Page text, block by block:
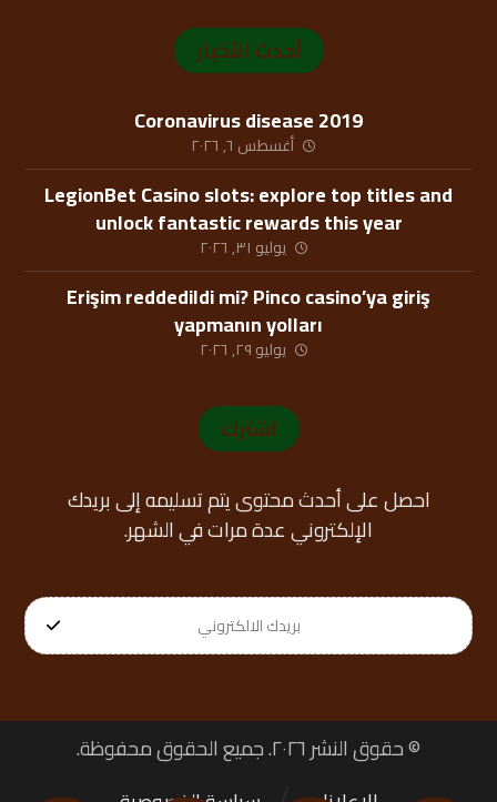
أحدث الأخبار
Coronavirus disease 2019
أغسطس ٦, ٢٠٢٦
LegionBet Casino slots: explore top titles and
unlock fantastic rewards this year
يوليو ٣١, ٢٠٢٦
Erişim reddedildi mi? Pinco casino’ya giriş
yapmanın yolları
يوليو ٢٩, ٢٠٢٦
اشترك
احصل على أحدث محتوى يتم تسليمه إلى بريدك
الإلكتروني عدة مرات في الشهر.
© حقوق النشر ٢٠٢٦. جميع الحقوق محفوظة.